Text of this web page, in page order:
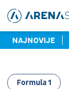
NAJNOVIJE
miliona evra
Formula 1